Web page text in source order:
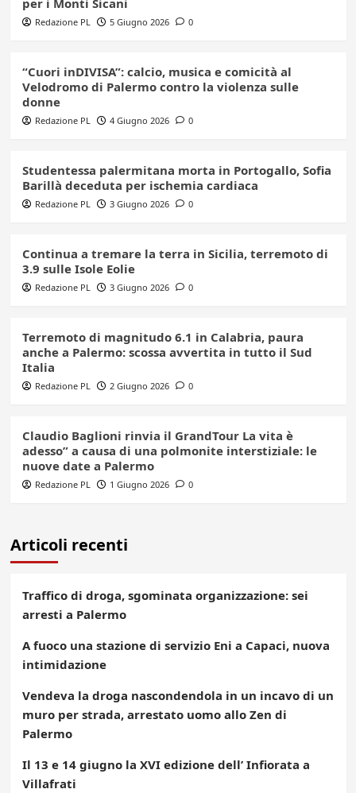
per i Monti Sicani
Redazione PL 5 Giugno 2026 0
“Cuori inDIVISA”: calcio, musica e comicità al
Velodromo di Palermo contro la violenza sulle
donne
Redazione PL 4 Giugno 2026 0
Studentessa palermitana morta in Portogallo, Sofia
Barillà deceduta per ischemia cardiaca
Redazione PL 3 Giugno 2026 0
Continua a tremare la terra in Sicilia, terremoto di
3.9 sulle Isole Eolie
Redazione PL 3 Giugno 2026 0
Terremoto di magnitudo 6.1 in Calabria, paura
anche a Palermo: scossa avvertita in tutto il Sud
Italia
Redazione PL 2 Giugno 2026 0
Claudio Baglioni rinvia il GrandTour La vita è
adesso” a causa di una polmonite interstiziale: le
nuove date a Palermo
Redazione PL 1 Giugno 2026 0
Articoli recenti
Traffico di droga, sgominata organizzazione: sei
arresti a Palermo
A fuoco una stazione di servizio Eni a Capaci, nuova
intimidazione
Vendeva la droga nascondendola in un incavo di un
muro per strada, arrestato uomo allo Zen di
Palermo
Il 13 e 14 giugno la XVI edizione dell’ Infiorata a
Villafrati